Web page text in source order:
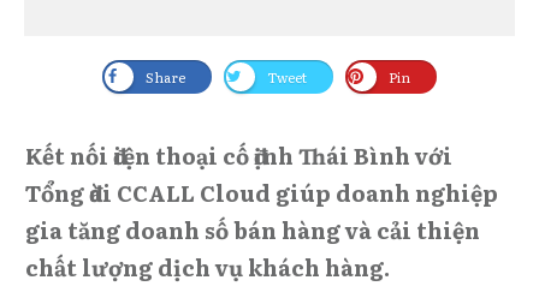
Share Tweet Pin
Kết nối điện thoại cố định Thái Bình với
Tổng đài CCALL Cloud giúp doanh nghiệp
gia tăng doanh số bán hàng và cải thiện
chất lượng dịch vụ khách hàng.